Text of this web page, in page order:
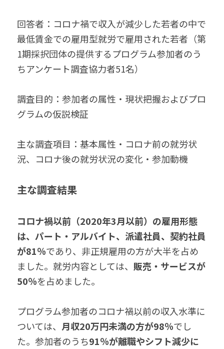
回答者：コロナ禍で収入が減少した若者の中で
最低賃金での雇用型就労で雇用された若者（第
1期採択団体の提供するプログラム参加者のう
ちアンケート調査協力者51名）
調査目的：参加者の属性・現状把握およびプロ
グラムの仮説検証
主な調査項目：基本属性・コロナ前の就労状
況、コロナ後の就労状況の変化・参加動機
主な調査結果
コロナ禍以前（2020年3月以前）の雇用形態
は、パート・アルバイト、派遣社員、契約社員
が81％であり、非正規雇用の方が大半を占め
ました。就労内容としては、 販売・サービスが
50％を占めました。
プログラム参加者のコロナ禍以前の収入水準に
ついては、 月収20万円未満の方が98％でし
た。参加者のうち91％が離職やシフト減少に